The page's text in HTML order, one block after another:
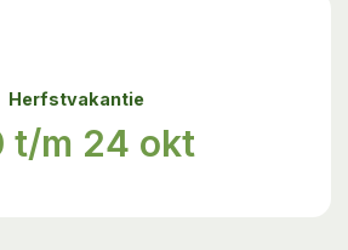
Herfstvakantie
t/m 24 okt